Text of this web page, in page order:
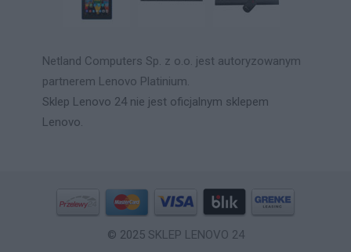
Netland Computers Sp. z o.o. jest autoryzowanym
partnerem Lenovo Platinium.
Sklep Lenovo 24 nie jest oficjalnym sklepem
Lenovo.
© 2025 SKLEP LENOVO 24